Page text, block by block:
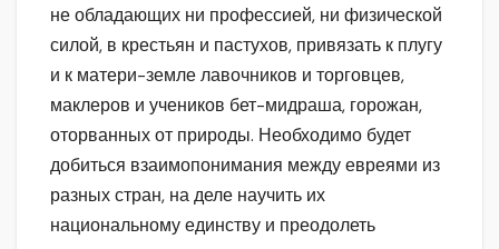
не обладающих ни профессией, ни физической
силой, в крестьян и пастухов, привязать к плугу
и к матери-земле лавочников и торговцев,
маклеров и учеников бет-мидраша, горожан,
оторванных от природы. Необходимо будет
добиться взаимопонимания между евреями из
разных стран, на деле научить их
национальному единству и преодолеть